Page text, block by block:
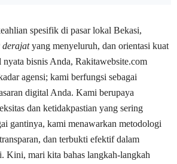
spesifik di pasar lokal Bekasi,
derajatyang menyeluruh, dan orientasi kuat
nyata bisnis Anda, Rakitawebsite.com
agensi; kami berfungsi sebagai
digital Anda. Kami berupaya
dan ketidakpastian yang sering
gantinya, kami menawarkan metodologi
dan terbukti efektif dalam
Kini, mari kita bahas langkah-langkah